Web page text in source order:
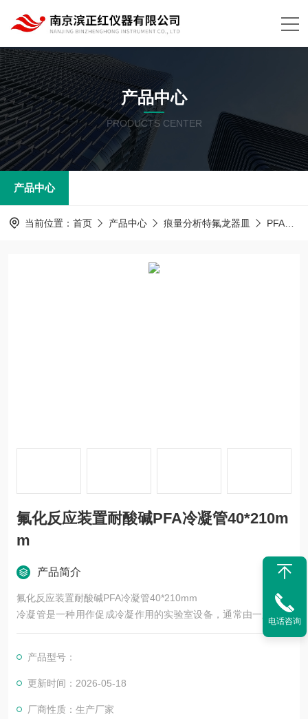
产品中心
PRODUCTS CENTER
产品中心
当前位置： 首页 产品中心 痕量分析特氟龙器皿 PFA器皿
氟化反应装置耐酸碱PFA冷凝管40*210m
m
产品简介
氟化反应装置耐酸碱PFA冷凝管40*210mm
冷凝管是一种用作促成冷凝作用的实验室设备，通常由一里一外
两条管组成，其中较小的管贯穿较大的管。主要应用在一些制药
温度计套管，搅拌桨等形成蒸馏反应装
产品型号：
更新时间：2026-05-18
厂商性质：生产厂家
电话咨询